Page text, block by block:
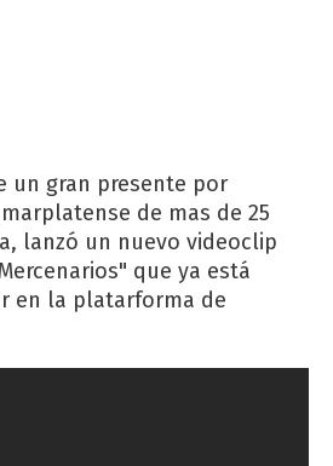
un gran presente por
de mas de 25
lanzó un nuevo videoclip
que ya está
en la platarforma de